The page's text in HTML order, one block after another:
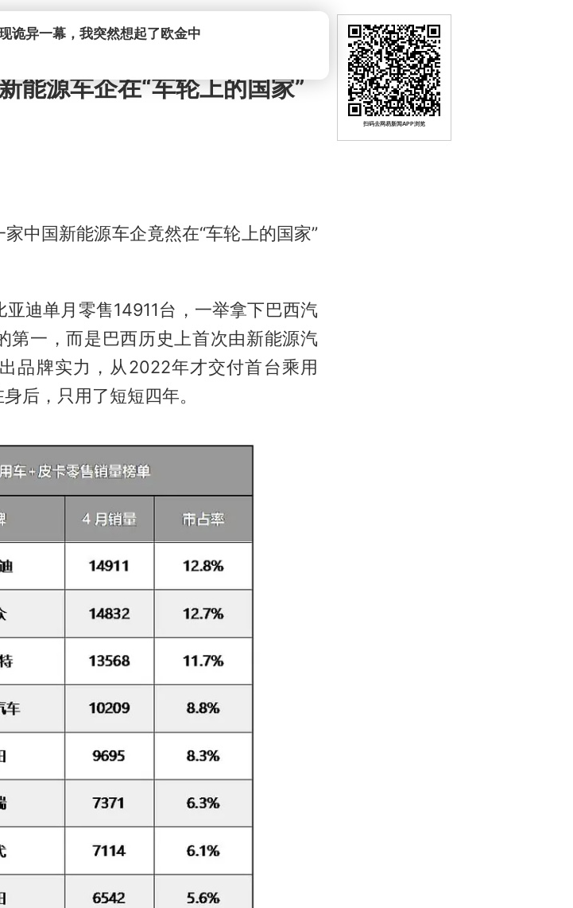
能源车企在“车轮上的国家”
中国新能源车企竟然在“车轮上的国家”
迪单月零售14911台，一举拿下巴西汽
第一，而是巴西历史上首次由新能源汽
品牌实力，从2022年才交付首台乘用
后，只用了短短四年。
扫码去网易新闻APP浏览